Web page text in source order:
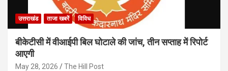
उत्तराखंड ताजा खबरें विविध
बीकेटीसी में वीआईपी बिल घोटाले की जांच, तीन सप्ताह में रिपोर्ट
आएगी
May 28, 2026 The Hill Post